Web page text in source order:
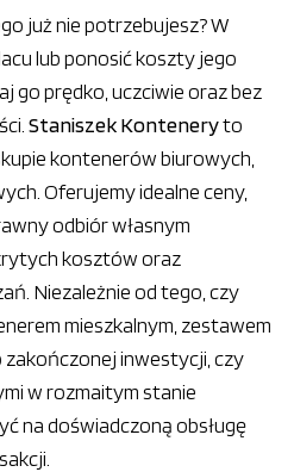
już nie potrzebujesz? W
lub ponosić koszty jego
go prędko, uczciwie oraz bez
Staniszek Konteneryto
kontenerów biurowych,
Oferujemy idealne ceny,
odbiór własnym
kosztów oraz
Niezależnie od tego, czy
mieszkalnym, zestawem
inwestycji, czy
w rozmaitym stanie
na doświadczoną obsługę